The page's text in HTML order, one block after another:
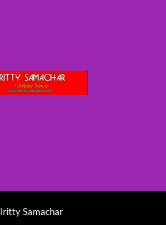
Iritty Samachar